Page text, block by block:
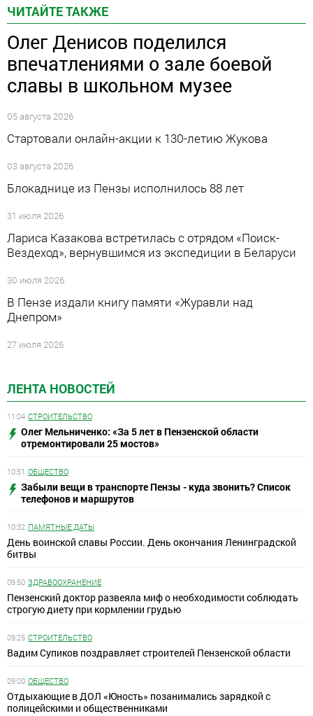
ЛЕНТА НОВОСТЕЙ
11:04 СТРОИТЕЛЬСТВО
Олег Мельниченко: «За 5 лет в Пензенской области
отремонтировали 25 мостов»
10:51 ОБЩЕСТВО
Забыли вещи в транспорте Пензы - куда звонить? Список
телефонов и маршрутов
10:32 ПАМЯТНЫЕ ДАТЫ
День воинской славы России. День окончания Ленинградской
битвы
09:50 ЗДРАВООХРАНЕНИЕ
Пензенский доктор развеяла миф о необходимости соблюдать
строгую диету при кормлении грудью
09:25 СТРОИТЕЛЬСТВО
Вадим Супиков поздравляет строителей Пензенской области
09:00 ОБЩЕСТВО
Отдыхающие в ДОЛ «Юность» позанимались зарядкой с
полицейскими и общественниками
ЧИТАЙТЕ ТАКЖЕ
Олег Денисов поделился
впечатлениями о зале боевой
славы в школьном музее
05 августа 2026
Стартовали онлайн-акции к 130-летию Жукова
03 августа 2026
Блокаднице из Пензы исполнилось 88 лет
31 июля 2026
Лариса Казакова встретилась с отрядом «Поиск-
Вездеход», вернувшимся из экспедиции в Беларуси
30 июля 2026
В Пензе издали книгу памяти «Журавли над
Днепром»
27 июля 2026